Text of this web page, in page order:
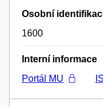
Osobní
1600
Interní informace
Portál MU